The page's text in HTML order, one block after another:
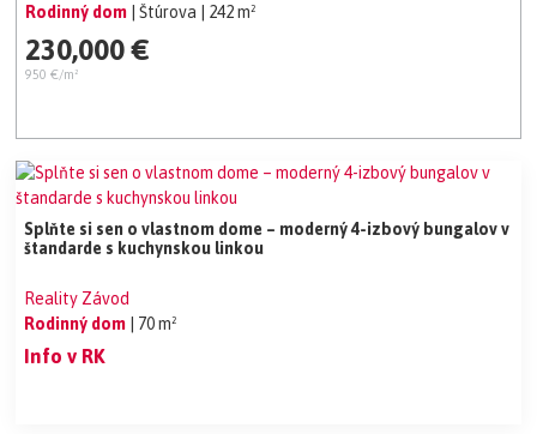
Rodinný dom
| Štúrova | 242 m²
230,000 €
950 €/m²
Splňte si sen o vlastnom dome – moderný 4-izbový bungalov v
štandarde s kuchynskou linkou
Reality Závod
Rodinný dom
| 70 m²
Info v RK